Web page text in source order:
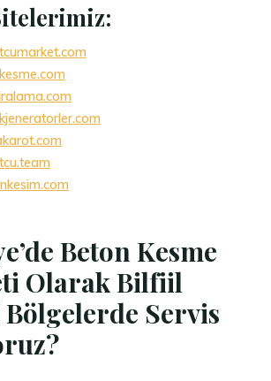
Beton Kesme
Olarak Bilfiil
Servis